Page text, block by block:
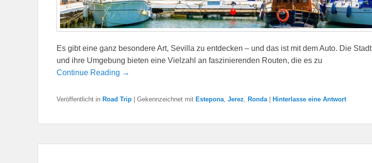
Es gibt eine ganz besondere Art, Sevilla zu entdecken – und das ist mit dem Auto. Die Stadt
und ihre Umgebung bieten eine Vielzahl an faszinierenden Routen, die es zu
Continue Reading →
Veröffentlicht in Road Trip Gekennzeichnet mit Estepona Jerez Ronda Hinterlasse eine Antwort